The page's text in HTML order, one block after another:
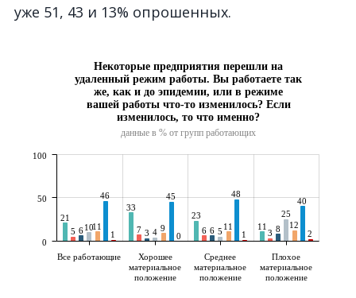
уже 51, 43 и 13% опрошенных.